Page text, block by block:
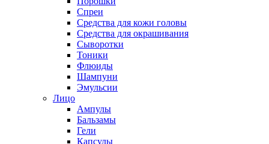
Спреи
Средства для кожи головы
Средства для окрашивания
Сыворотки
Тоники
Флюиды
Шампуни
Эмульсии
Лицо
Ампулы
Бальзамы
Гели
Капсулы